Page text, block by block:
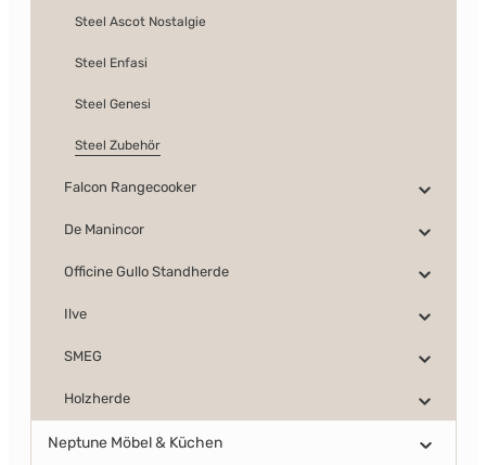
Steel Ascot Nostalgie
Steel Enfasi
Steel Genesi
Steel Zubehör
Falcon Rangecooker
De Manincor
Officine Gullo Standherde
Ilve
SMEG
Holzherde
Neptune Möbel & Küchen